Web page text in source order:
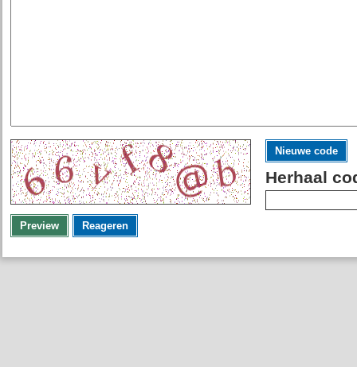
Nieuwe code
Herhaal
Preview Reageren